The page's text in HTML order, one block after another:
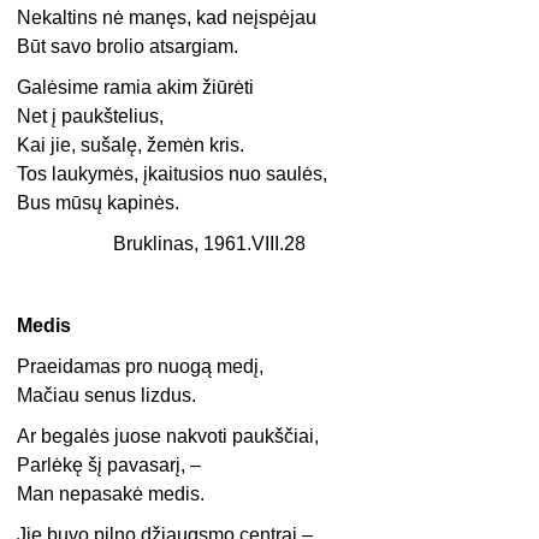
Nekaltins nė manęs, kad neįspėjau
Būt savo brolio atsargiam.
Galėsime ramia akim žiūrėti
Net į paukštelius,
Kai jie, sušalę, žemėn kris.
Tos laukymės, įkaitusios nuo saulės,
Bus mūsų kapinės.
Bruklinas, 1961.VIII.28
Medis
Praeidamas pro nuogą medį,
Mačiau senus lizdus.
Ar begalės juose nakvoti paukščiai,
Parlėkę šį pavasarį, –
Man nepasakė medis.